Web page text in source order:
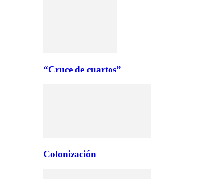
“Cruce de cuartos”
Colonización